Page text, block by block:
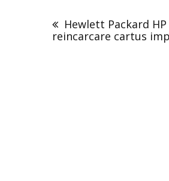
navigation
Hewlett Packard
reincarcare cartus